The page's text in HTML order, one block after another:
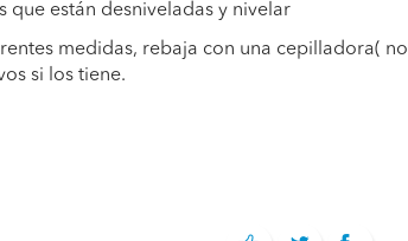
que están desniveladas y nivelar
medidas, rebaja con una cepilladora( no
si los tiene.